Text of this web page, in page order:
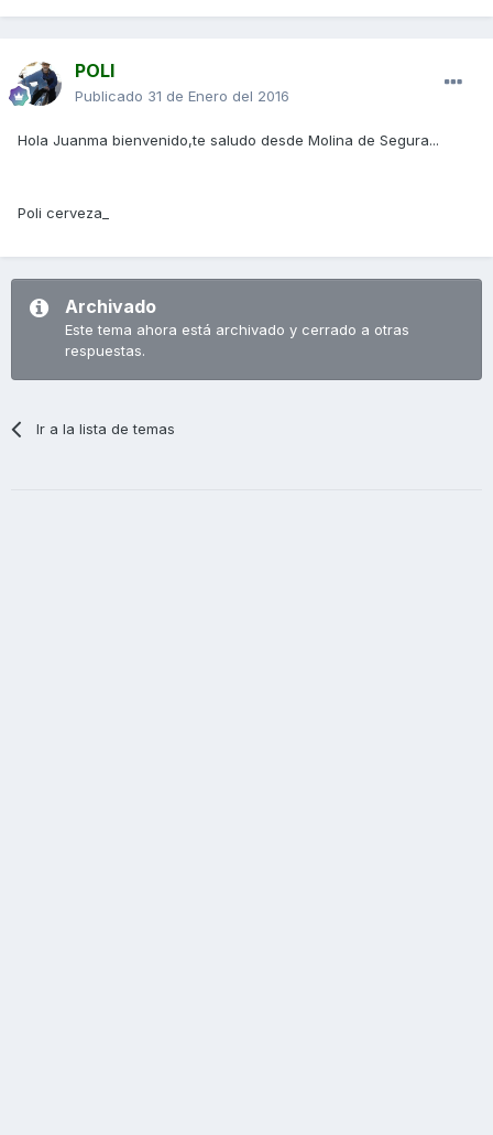
POLI
Publicado 31 de Enero del 2016
Hola Juanma bienvenido,te saludo desde Molina de Segura...
Poli cerveza_
Archivado
Este tema ahora está archivado y cerrado a otras
respuestas.
Ir a la lista de temas